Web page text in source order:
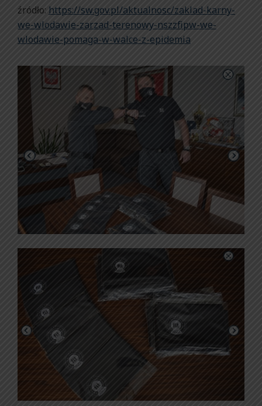
źródło: https://sw.gov.pl/aktualnosc/zaklad-karny-
we-wlodawie-zarzad-terenowy-nszzfipw-we-
wlodawie-pomaga-w-walce-z-epidemia